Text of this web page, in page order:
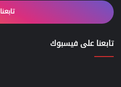
تابعنا
تابعنا على فيسبوك